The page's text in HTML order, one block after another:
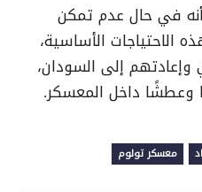
في حال عدم تمكن
الاحتياجات الأساسية،
وإعادتهم إلى السودان،
وعطشًا داخل المعسكر.
معسكر تولوم